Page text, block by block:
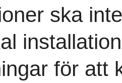
ska
för att